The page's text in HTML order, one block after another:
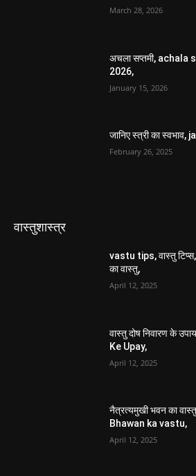
March 28, 2026
अचला सप्तमी, achala
2026,
January 15, 2026
जानिए स्त्री का
February 26, 2025
वास्तुशास्त्र
vastu tips, वास्तु
का वास्तु,
April 12, 2025
वास्तु दोष निवारण के
Ke Upay,
April 12, 2025
नैत्रत्यमुखी भवन का
Bhawan ka vastu,
April 12, 2025